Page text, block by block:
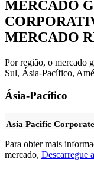
MERCADO
MERCADO
Por região, o mercado
Sul, Ásia-Pacífico,
Ásia-Pacífico
Asia Pacific
Para obter mais
mercado, Descarregue